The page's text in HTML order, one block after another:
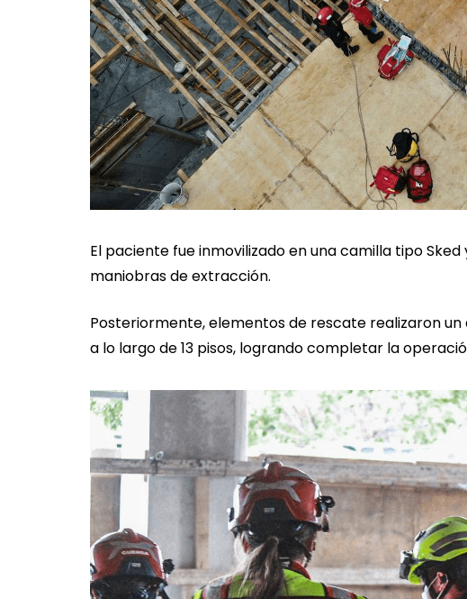
El paciente fue inmovilizado en una camilla tipo
maniobras de extracción.
Posteriormente, elementos de rescate realizaron
a lo largo de 13 pisos, logrando completar la